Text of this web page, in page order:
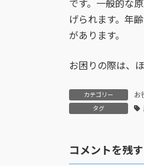
です。一般的な
げられます。年
があります。
お困りの際は、
カテゴリー お
タグ
コメントを残す